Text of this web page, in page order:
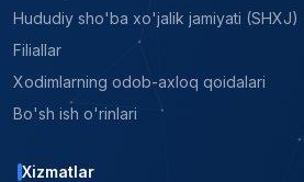
Hududiy sho'ba xo'jalik jamiyati (SHXJ)
Filiallar
Xodimlarning odob-axloq qoidalari
Bo'sh ish o'rinlari
Xizmatlar